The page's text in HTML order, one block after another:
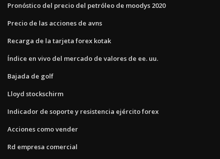
Pronóstico del precio del petróleo de moodys 2020
Precio de las acciones de avns
Recarga de la tarjeta forex kotak
Índice en vivo del mercado de valores de ee. uu.
Bajada de golf
Lloyd stockschirm
Indicador de soporte y resistencia ejército forex
Acciones como vender
Rd empresa comercial